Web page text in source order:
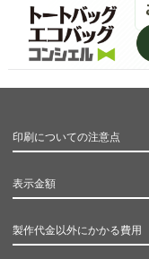
印刷についての注意点
表示金額
製作代金以外にかかる費用